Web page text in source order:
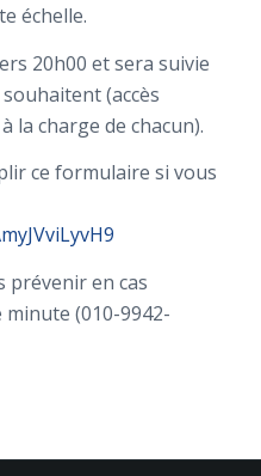
échelle.
20h00 et sera suivie
(accès
la charge de chacun).
ce formulaire si vous
prévenir en cas
(010-9942-